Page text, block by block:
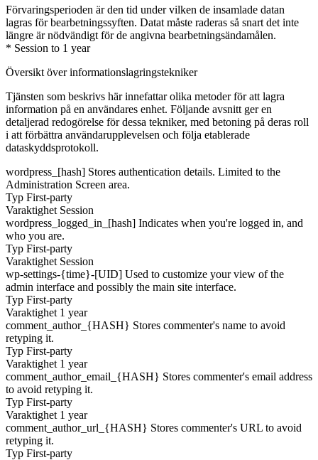
Förvaringsperioden är den tid under vilken de insamlade datan
lagras för bearbetningssyften. Datat måste raderas så snart det inte
längre är nödvändigt för de angivna bearbetningsändamålen.
* Session to 1 year
Översikt över informationslagringstekniker
Tjänsten som beskrivs här innefattar olika metoder för att lagra
information på en användares enhet. Följande avsnitt ger en
detaljerad redogörelse för dessa tekniker, med betoning på deras roll
i att förbättra användarupplevelsen och följa etablerade
dataskyddsprotokoll.
wordpress_[hash] Stores authentication details. Limited to the
Administration Screen area.
Typ First-party
Varaktighet Session
wordpress_logged_in_[hash] Indicates when you're logged in, and
who you are.
Typ First-party
Varaktighet Session
wp-settings-{time}-[UID] Used to customize your view of the
admin interface and possibly the main site interface.
Typ First-party
Varaktighet 1 year
comment_author_{HASH} Stores commenter's name to avoid
retyping it.
Typ First-party
Varaktighet 1 year
comment_author_email_{HASH} Stores commenter's email address
to avoid retyping it.
Typ First-party
Varaktighet 1 year
comment_author_url_{HASH} Stores commenter's URL to avoid
retyping it.
Typ First-party